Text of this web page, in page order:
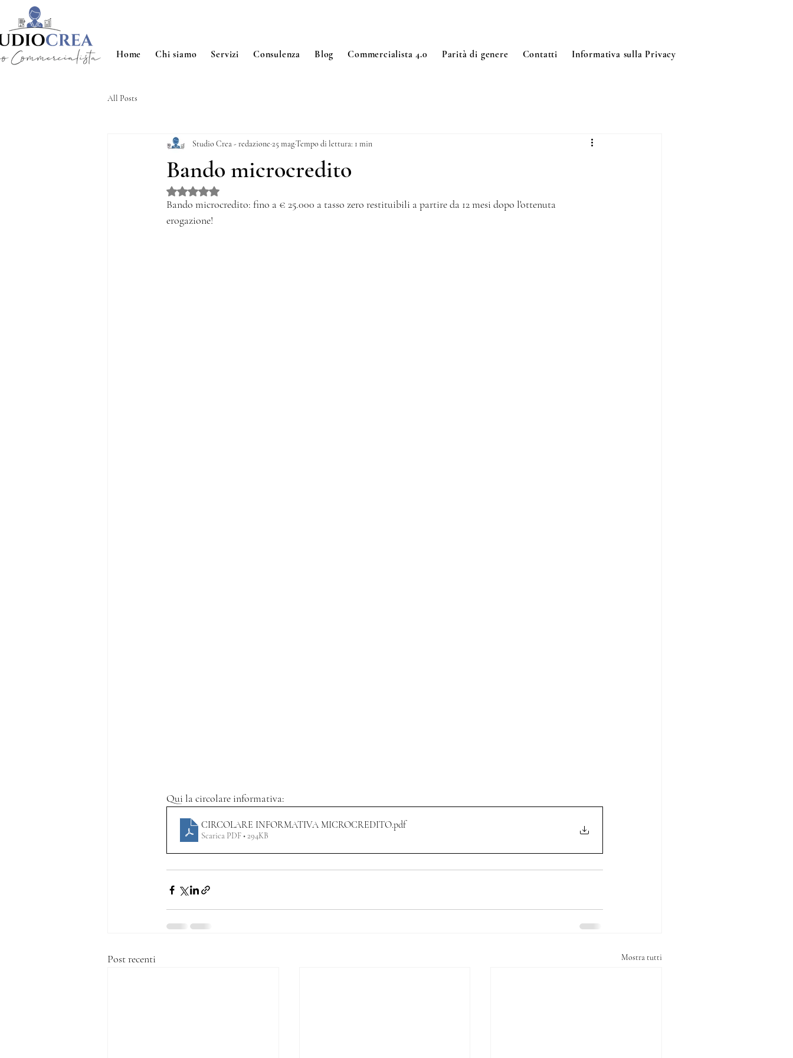
Home Chi siamo Servizi Consulenza Blog Commercialista 4.0 Parità di genere Contatti Informativa sulla Privacy
All Posts
Bando microcredito
Studio Crea - redazione 25 magTempo di lettura: 1 min
Valutazione NaN stelle su 5.
Bando microcredito: fino a € 25.000 a tasso zero restituibili a partire da 12 mesi dopo l'ottenuta
erogazione!
Qui la circolare informativa:
CIRCOLARE INFORMATIVA MICROCREDITO.pdf
Scarica PDF • 294KB
Post recenti Mostra tutti